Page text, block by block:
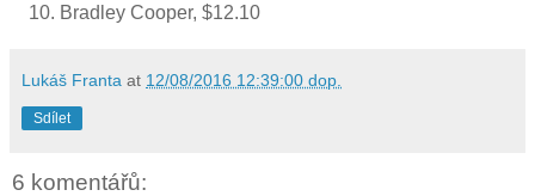
Bradley Cooper, $12.10
Lukáš Franta at 12/08/2016 12:39:00 dop.
Sdílet
6 komentářů: